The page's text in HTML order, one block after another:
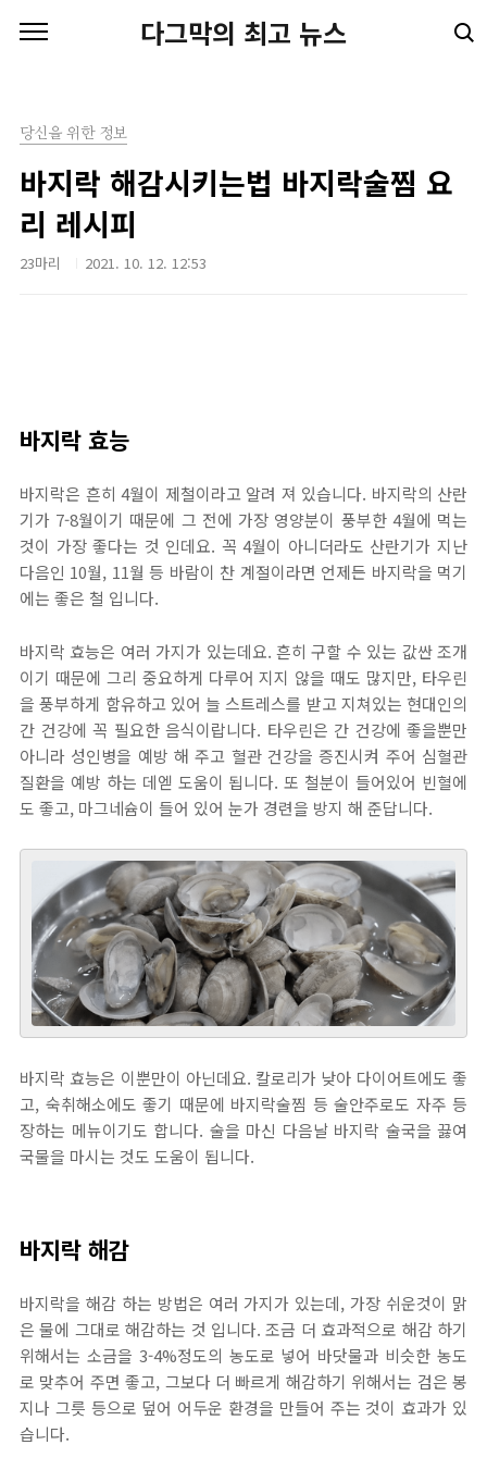
다그막의 최고 뉴스
당신을 위한 정보
바지락 해감시키는법 바지락술찜 요
리 레시피
23마리 2021. 10. 12. 12:53
바지락 효능
바지락은 흔히 4월이 제철이라고 알려 져 있습니다. 바지락의 산란
기가 7-8월이기 때문에 그 전에 가장 영양분이 풍부한 4월에 먹는
것이 가장 좋다는 것 인데요. 꼭 4월이 아니더라도 산란기가 지난
다음인 10월, 11월 등 바람이 찬 계절이라면 언제든 바지락을 먹기
에는 좋은 철 입니다.
바지락 효능은 여러 가지가 있는데요. 흔히 구할 수 있는 값싼 조개
이기 때문에 그리 중요하게 다루어 지지 않을 때도 많지만, 타우린
을 풍부하게 함유하고 있어 늘 스트레스를 받고 지쳐있는 현대인의
간 건강에 꼭 필요한 음식이랍니다. 타우린은 간 건강에 좋을뿐만
아니라 성인병을 예방 해 주고 혈관 건강을 증진시켜 주어 심혈관
질환을 예방 하는 데엗 도움이 됩니다. 또 철분이 들어있어 빈혈에
도 좋고, 마그네슘이 들어 있어 눈가 경련을 방지 해 준답니다.
바지락 효능은 이뿐만이 아닌데요. 칼로리가 낮아 다이어트에도 좋
고, 숙취해소에도 좋기 때문에 바지락술찜 등 술안주로도 자주 등
장하는 메뉴이기도 합니다. 술을 마신 다음날 바지락 술국을 끓여
국물을 마시는 것도 도움이 됩니다.
바지락 해감
바지락을 해감 하는 방법은 여러 가지가 있는데, 가장 쉬운것이 맑
은 물에 그대로 해감하는 것 입니다. 조금 더 효과적으로 해감 하기
위해서는 소금을 3-4%정도의 농도로 넣어 바닷물과 비슷한 농도
로 맞추어 주면 좋고, 그보다 더 빠르게 해감하기 위해서는 검은 봉
지나 그릇 등으로 덮어 어두운 환경을 만들어 주는 것이 효과가 있
습니다.